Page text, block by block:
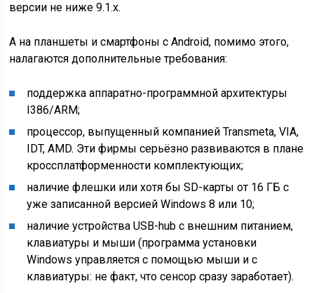
версии не ниже 9.1.x.
А на планшеты и смартфоны с Android, помимо этого,
налагаются дополнительные требования:
поддержка аппаратно-программной архитектуры
I386/ARM;
процессор, выпущенный компанией Transmeta, VIA,
IDT, AMD. Эти фирмы серьёзно развиваются в плане
кроссплатформенности комплектующих;
наличие флешки или хотя бы SD-карты от 16 ГБ с
уже записанной версией Windows 8 или 10;
наличие устройства USB-hub с внешним питанием,
клавиатуры и мыши (программа установки
Windows управляется с помощью мыши и с
клавиатуры: не факт, что сенсор сразу заработает).